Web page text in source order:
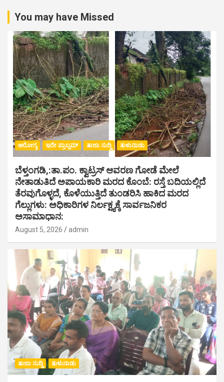
You may have Missed
ಆರೋಗ್ಯ ಇದೇ ಪ್ರಾಬ್ಲಮ್ ತಾಜಾ ಸುದ್ದಿ ತುಳುನಾಡು
ಬೆಳ್ತಂಗಡಿ,:ತಾ.ಪಂ‌. ಕ್ವಾಟ್ರಸ್ ಆವರಣ ಗೋಡೆ ಮೇಲೆ
ನೇತಾಡುತಿದೆ ಅಪಾಯಕಾರಿ ಮರದ ಕೊಂಬೆ: ರಸ್ತೆ ಬದಿಯಲ್ಲಿದೆ
ತೆರವುಗೊಳ್ಳದೆ, ಕೊಳೆಯುತ್ತಿದೆ ತುಂಡರಿಸಿ ಹಾಕಿದ ಮರದ
ಗೆಲ್ಲುಗಳು: ಅಧಿಕಾರಿಗಳ ನಿರ್ಲಕ್ಷ್ಯಕ್ಕೆ ಸಾರ್ವಜನಿಕರ
ಅಸಾಮಾಧಾನ:
August 5, 2026 admin
ತಾಜಾ ಸುದ್ದಿ ತುಳುನಾಡು